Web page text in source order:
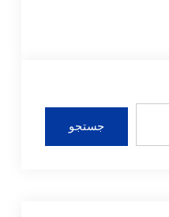
جستجو